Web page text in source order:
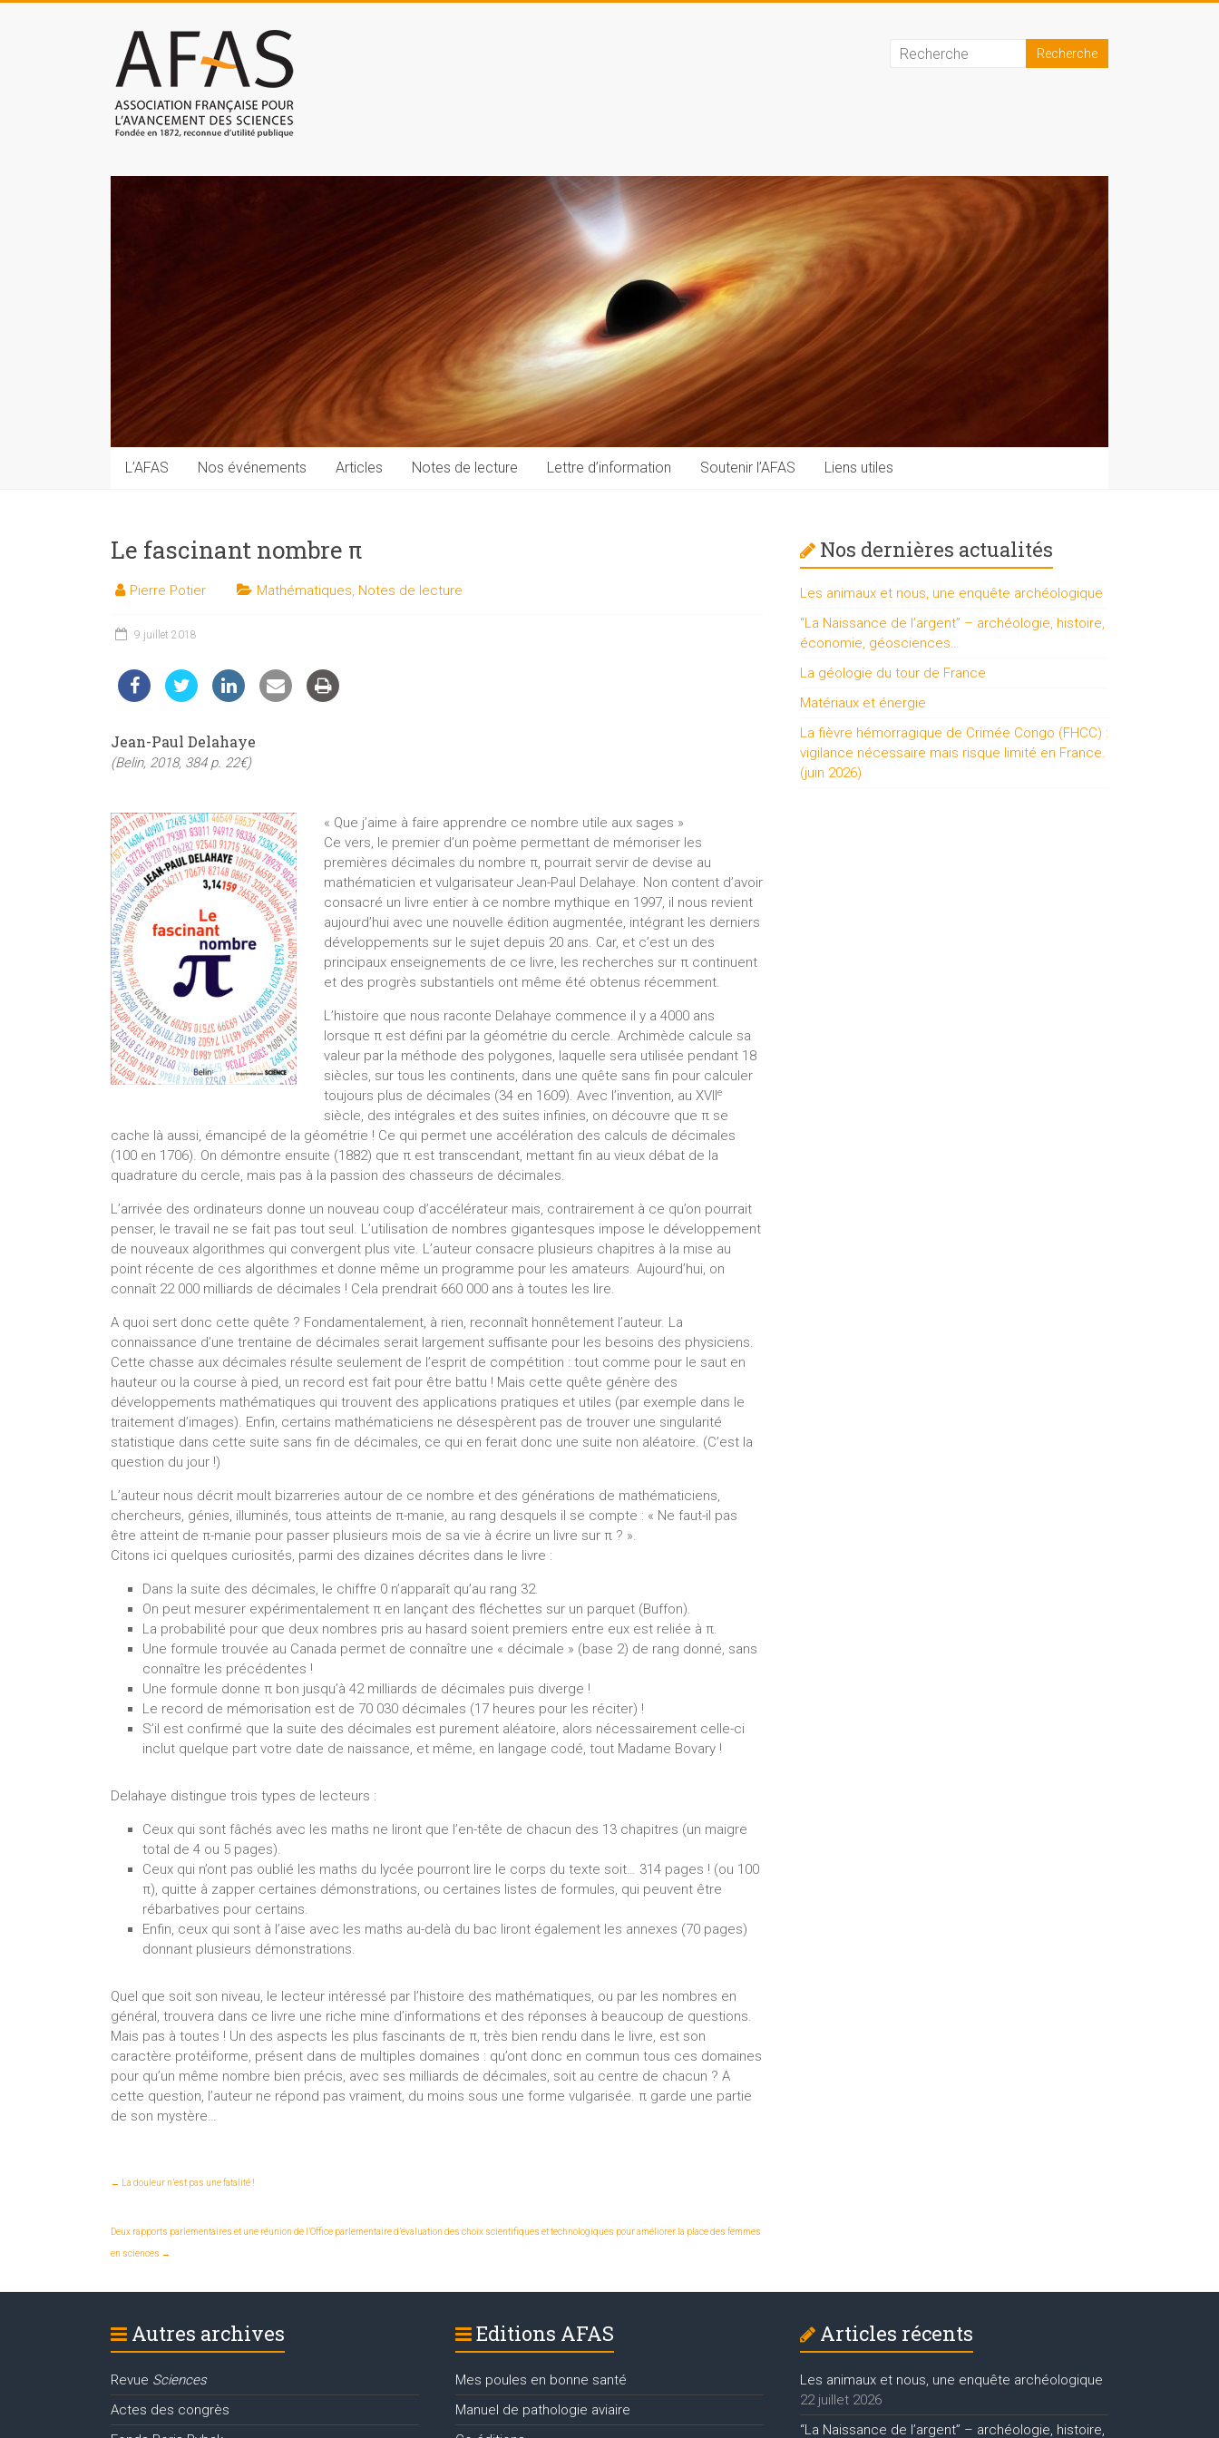
Association
française
pour
des
les
techniques
auprès
du
public
L’AFAS Nos événements Articles Notes de lecture Lettre d’information Soutenir l’AFAS Liens utiles
Le fascinant nombre π
Pierre Potier Mathématiques, Notes de lecture
9 juillet 2018
Jean-Paul Delahaye
(Belin, 2018, 384 p. 22€)
« Que j’aime à faire apprendre ce nombre utile aux sages »
Ce vers, le premier d’un poème permettant de mémoriser les
premières décimales du nombre π, pourrait servir de devise au
mathématicien et vulgarisateur Jean-Paul Delahaye. Non content d’avoir
consacré un livre entier à ce nombre mythique en 1997, il nous revient
aujourd’hui avec une nouvelle édition augmentée, intégrant les derniers
développements sur le sujet depuis 20 ans. Car, et c’est un des
principaux enseignements de ce livre, les recherches sur π continuent
et des progrès substantiels ont même été obtenus récemment.
L’histoire que nous raconte Delahaye commence il y a 4000 ans
lorsque π est défini par la géométrie du cercle. Archimède calcule sa
valeur par la méthode des polygones, laquelle sera utilisée pendant 18
siècles, sur tous les continents, dans une quête sans fin pour calculer
toujours plus de décimales (34 en 1609). Avec l’invention, au XVIIe
siècle, des intégrales et des suites infinies, on découvre que π se
cache là aussi, émancipé de la géométrie ! Ce qui permet une accélération des calculs de décimales
(100 en 1706). On démontre ensuite (1882) que π est transcendant, mettant fin au vieux débat de la
quadrature du cercle, mais pas à la passion des chasseurs de décimales.
L’arrivée des ordinateurs donne un nouveau coup d’accélérateur mais, contrairement à ce qu’on pourrait
penser, le travail ne se fait pas tout seul. L’utilisation de nombres gigantesques impose le développement
de nouveaux algorithmes qui convergent plus vite. L’auteur consacre plusieurs chapitres à la mise au
point récente de ces algorithmes et donne même un programme pour les amateurs. Aujourd’hui, on
connaît 22 000 milliards de décimales ! Cela prendrait 660 000 ans à toutes les lire.
A quoi sert donc cette quête ? Fondamentalement, à rien, reconnaît honnêtement l’auteur. La
connaissance d’une trentaine de décimales serait largement suffisante pour les besoins des physiciens.
Cette chasse aux décimales résulte seulement de l’esprit de compétition : tout comme pour le saut en
hauteur ou la course à pied, un record est fait pour être battu ! Mais cette quête génère des
développements mathématiques qui trouvent des applications pratiques et utiles (par exemple dans le
traitement d’images). Enfin, certains mathématiciens ne désespèrent pas de trouver une singularité
statistique dans cette suite sans fin de décimales, ce qui en ferait donc une suite non aléatoire. (C’est la
question du jour !)
L’auteur nous décrit moult bizarreries autour de ce nombre et des générations de mathématiciens,
chercheurs, génies, illuminés, tous atteints de π-manie, au rang desquels il se compte : « Ne faut-il pas
être atteint de π-manie pour passer plusieurs mois de sa vie à écrire un livre sur π ? ».
Citons ici quelques curiosités, parmi des dizaines décrites dans le livre :
Dans la suite des décimales, le chiffre 0 n’apparaît qu’au rang 32.
On peut mesurer expérimentalement π en lançant des fléchettes sur un parquet (Buffon).
La probabilité pour que deux nombres pris au hasard soient premiers entre eux est reliée à π.
Une formule trouvée au Canada permet de connaître une « décimale » (base 2) de rang donné, sans
connaître les précédentes !
Une formule donne π bon jusqu’à 42 milliards de décimales puis diverge !
Le record de mémorisation est de 70 030 décimales (17 heures pour les réciter) !
S’il est confirmé que la suite des décimales est purement aléatoire, alors nécessairement celle-ci
inclut quelque part votre date de naissance, et même, en langage codé, tout Madame Bovary !
Delahaye distingue trois types de lecteurs :
Ceux qui sont fâchés avec les maths ne liront que l’en-tête de chacun des 13 chapitres (un maigre
total de 4 ou 5 pages).
Ceux qui n’ont pas oublié les maths du lycée pourront lire le corps du texte soit… 314 pages ! (ou 100
π), quitte à zapper certaines démonstrations, ou certaines listes de formules, qui peuvent être
rébarbatives pour certains.
Enfin, ceux qui sont à l’aise avec les maths au-delà du bac liront également les annexes (70 pages)
donnant plusieurs démonstrations.
Quel que soit son niveau, le lecteur intéressé par l’histoire des mathématiques, ou par les nombres en
général, trouvera dans ce livre une riche mine d’informations et des réponses à beaucoup de questions.
Mais pas à toutes ! Un des aspects les plus fascinants de π, très bien rendu dans le livre, est son
caractère protéiforme, présent dans de multiples domaines : qu’ont donc en commun tous ces domaines
pour qu’un même nombre bien précis, avec ses milliards de décimales, soit au centre de chacun ? A
cette question, l’auteur ne répond pas vraiment, du moins sous une forme vulgarisée. π garde une partie
de son mystère…
← La douleur n’est pas une fatalité !
Deux rapports parlementaires et une réunion de l’Office parlementaire d’évaluation des choix scientifiques et technologiques pour améliorer la place des femmes
en sciences →
Nos dernières actualités
Les animaux et nous, une enquête archéologique
“La Naissance de l’argent” – archéologie, histoire,
économie, géosciences…
La géologie du tour de France
Matériaux et énergie
La fièvre hémorragique de Crimée Congo (FHCC) :
vigilance nécessaire mais risque limité en France.
(juin 2026)
Autres archives
Revue Sciences
Actes des congrès
Editions AFAS
Mes poules en bonne santé
Manuel de pathologie aviaire
Articles récents
Les animaux et nous, une enquête archéologique
22 juillet 2026
“La Naissance de l’argent” – archéologie, histoire,